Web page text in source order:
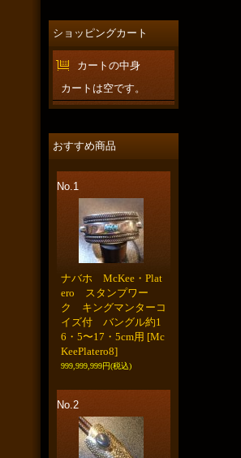
ショッピングカート
カートの中身
カートは空です。
おすすめ商品
No.1
ナバホ McKee・Plat
ero スタンプワー
ク キングマンターコ
イズ付 バングル約1
6・5〜17・5cm用 [Mc
KeePlatero8]
999,999,999円(税込)
No.2